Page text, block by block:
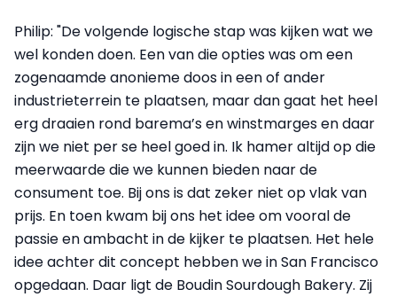
Philip: "De volgende logische stap was kijken wat we
wel konden doen. Een van die opties was om een
zogenaamde anonieme doos in een of ander
industrieterrein te plaatsen, maar dan gaat het heel
erg draaien rond barema’s en winstmarges en daar
zijn we niet per se heel goed in. Ik hamer altijd op die
meerwaarde die we kunnen bieden naar de
consument toe. Bij ons is dat zeker niet op vlak van
prijs. En toen kwam bij ons het idee om vooral de
passie en ambacht in de kijker te plaatsen. Het hele
idee achter dit concept hebben we in San Francisco
opgedaan. Daar ligt de Boudin Sourdough Bakery. Zij